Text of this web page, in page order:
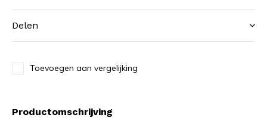
Delen
Toevoegen aan vergelijking
Productomschrijving